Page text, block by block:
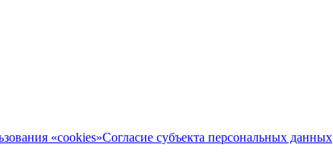
«cookies»Согласие субъекта персональных данных